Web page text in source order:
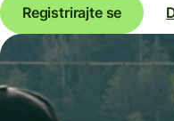
Registrirajte se